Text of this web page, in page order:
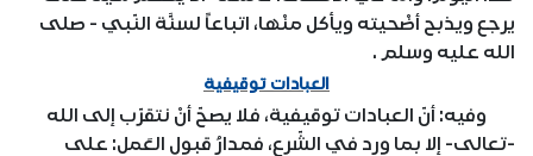
يرجع ويذبح أضْحيته ويأكل منْها، اتباعاً لسنَّة النّبي - صلى
الله عليه وسلم .
العبادات توقيفية
وفيه: أنّ العبادات توقيفية، فلا يصحّ أنْ نتقرّب إلى الله
-تعالى- إلا بما ورد في الشّرع، فمدارُ قبول العَمل: على